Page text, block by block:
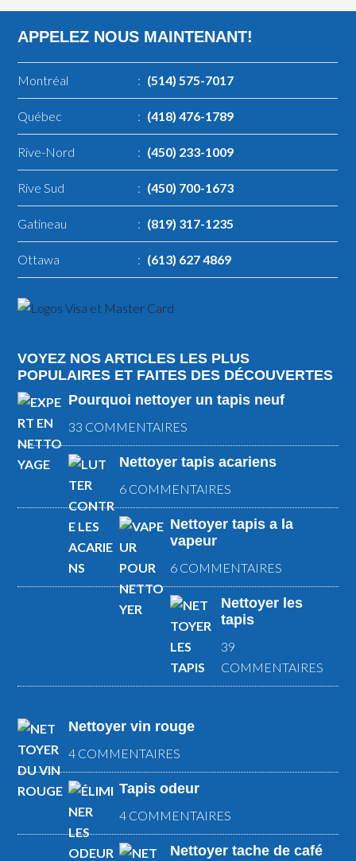
APPELEZ NOUS MAINTENANT!
Montréal : (514) 575-7017
Québec : (418) 476-1789
Rive-Nord : (450) 233-1009
Rive Sud : (450) 700-1673
Gatineau : (819) 317-1235
Ottawa : (613) 627 4869
VOYEZ NOS ARTICLES LES PLUS
POPULAIRES ET FAITES DES DÉCOUVERTES
Pourquoi nettoyer un tapis neuf
33 COMMENTAIRES
Nettoyer tapis acariens
6 COMMENTAIRES
Nettoyer tapis a la
vapeur
6 COMMENTAIRES
Nettoyer les
tapis
39
COMMENTAIRES
Nettoyer vin rouge
4 COMMENTAIRES
Tapis odeur
4 COMMENTAIRES
Nettoyer tache de café